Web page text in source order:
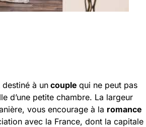
destiné à un couple qui ne peut pas
d’une petite chambre. La largeur
vous encourage à la romance
avec la France, dont la capitale